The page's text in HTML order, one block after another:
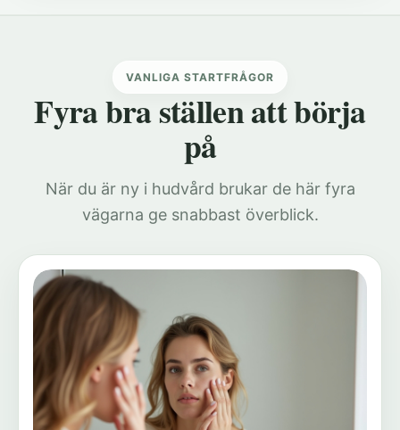
VANLIGA STARTFRÅGOR
Fyra bra ställen att börja
på
När du är ny i hudvård brukar de här fyra
vägarna ge snabbast överblick.